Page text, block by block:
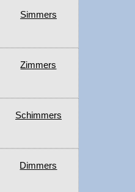
Simmers
Zimmers
Schimmers
Dimmers